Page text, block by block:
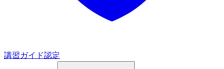
講習ガイド認定